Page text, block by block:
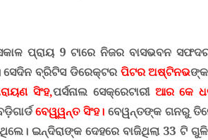
ପ୍ରାୟ 9 ଟାରେ ନିଜର ବାସଭବନ
ସେଦିନ ବ୍ରିଟିସ ଡିରେକ୍ଟର ପିଟର ଅଷ୍ଟିନଭଙ୍କ
ସିଂହ,ପର୍ସନାଲ ସେକ୍ରେଟାରୀ ଆର କେ
ବେୱ୍ୱନ୍ତ ସିଂହ।ବେୱନ୍ତଙ୍କ ଗନରୁ
ଇନ୍ଦିରାଙ୍କ ଦେହରେ ବାଜିଥିଲା 33 ଟି